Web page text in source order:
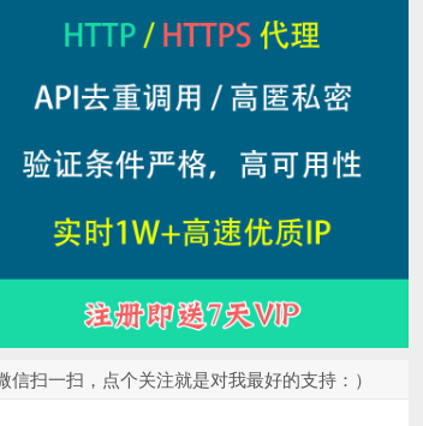
信扫一扫，点个关注就是对我最好的支持：）